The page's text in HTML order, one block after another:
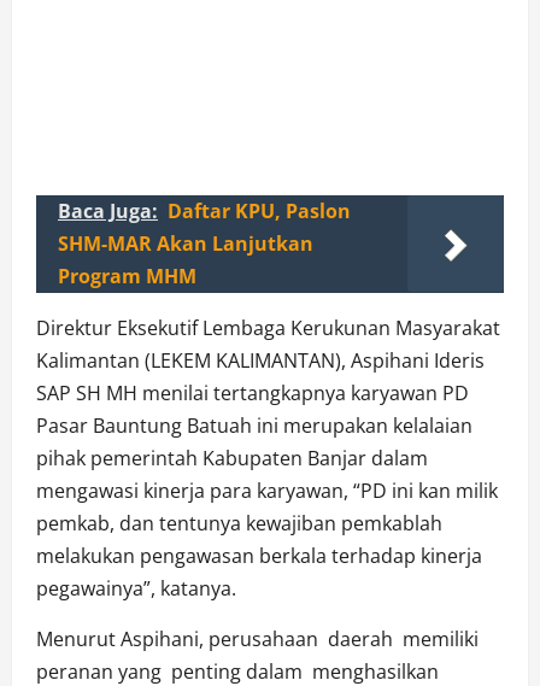
Baca Juga: Daftar KPU, Paslon
SHM-MAR Akan Lanjutkan
Program MHM
Direktur Eksekutif Lembaga Kerukunan Masyarakat
Kalimantan (LEKEM KALIMANTAN), Aspihani Ideris
SAP SH MH menilai tertangkapnya karyawan PD
Pasar Bauntung Batuah ini merupakan kelalaian
pihak pemerintah Kabupaten Banjar dalam
mengawasi kinerja para karyawan, “PD ini kan milik
pemkab, dan tentunya kewajiban pemkablah
melakukan pengawasan berkala terhadap kinerja
pegawainya”, katanya.
Menurut Aspihani, perusahaan daerah memiliki
peranan yang penting dalam menghasilkan